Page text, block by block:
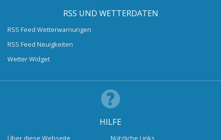
RSS UND WETTERDATEN
RSS Feed Wetterwarnungen
RSS Feed Neuigkeiten
Wetter Widget
HILFE
Über diese Webseite Nützliche Links